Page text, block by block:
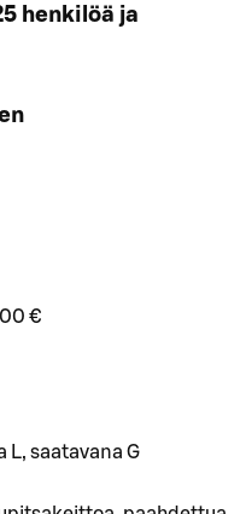
henkilöä ja
€
L, saatavana G